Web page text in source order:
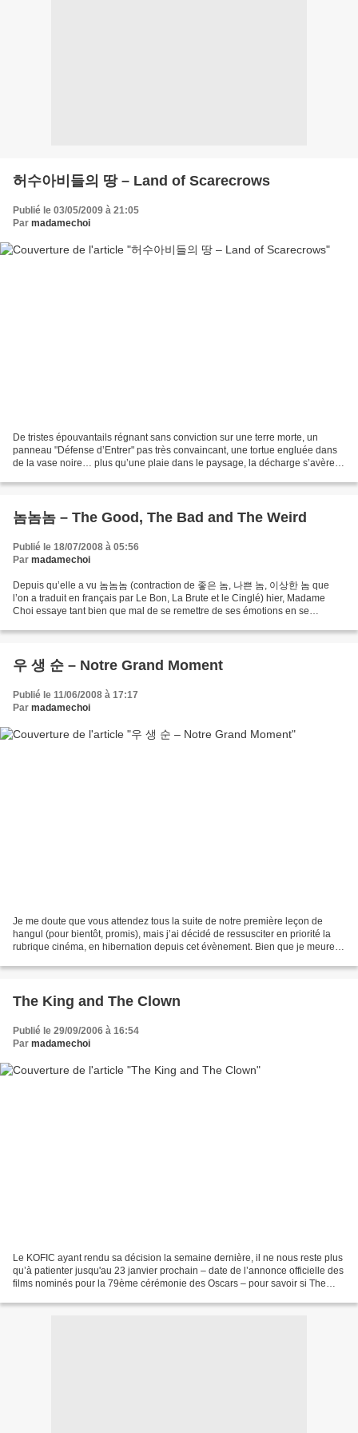
허수아비들의 땅 – Land of Scarecrows
Publié le 03/05/2009 à 21:05
Par madamechoi
De tristes épouvantails régnant sans conviction sur une terre morte, un
panneau "Défense d’Entrer" pas très convaincant, une tortue engluée dans
de la vase noire… plus qu’une plaie dans le paysage, la décharge s’avère
놈놈놈 – The Good, The Bad and The Weird
Publié le 18/07/2008 à 05:56
Par madamechoi
Depuis qu’elle a vu 놈놈놈 (contraction de 좋은 놈, 나쁜 놈, 이상한 놈 que
l’on a traduit en français par Le Bon, La Brute et le Cinglé) hier, Madame
Choi essaye tant bien que mal de se remettre de ses émotions en se
우 생 순 – Notre Grand Moment
Publié le 11/06/2008 à 17:17
Par madamechoi
Je me doute que vous attendez tous la suite de notre première leçon de
hangul (pour bientôt, promis), mais j’ai décidé de ressusciter en priorité la
rubrique cinéma, en hibernation depuis cet évènement. Bien que je meure
The King and The Clown
Publié le 29/09/2006 à 16:54
Par madamechoi
Le KOFIC ayant rendu sa décision la semaine dernière, il ne nous reste plus
qu’à patienter jusqu'au 23 janvier prochain – date de l’annonce officielle des
films nominés pour la 79ème cérémonie des Oscars – pour savoir si The